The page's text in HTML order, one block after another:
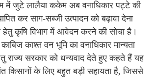
में जुटे लालैया ककेम अब वनाधिकार पट्टे की
कर साग-सब्जी उत्पादन को बढ़ावा देना
हेतु कृषि विभाग में आवेदन करने की सोचा है।
काश्त वन भूमि का वनाधिकार मान्यता
राज्य सरकार को धन्यवाद देते हुए कहते हैं यह
किसानों के लिए बहुत बड़ी सहायता है, जिससे